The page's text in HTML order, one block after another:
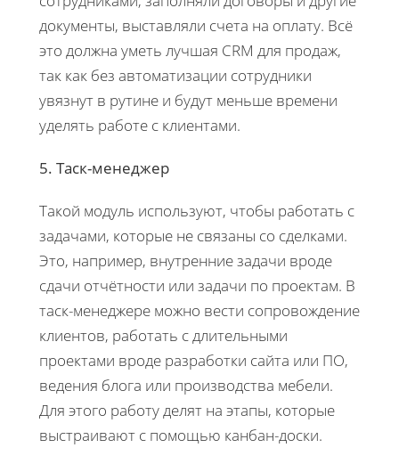
документы, выставляли счета на оплату. Всё
это должна уметь лучшая CRM для продаж,
так как без автоматизации сотрудники
увязнут в рутине и будут меньше времени
уделять работе с клиентами.
5. Таск-менеджер
Такой модуль используют, чтобы работать с
задачами, которые не связаны со сделками.
Это, например, внутренние задачи вроде
сдачи отчётности или задачи по проектам. В
таск-менеджере можно вести сопровождение
клиентов, работать с длительными
проектами вроде разработки сайта или ПО,
ведения блога или производства мебели.
Для этого работу делят на этапы, которые
выстраивают с помощью канбан-доски.